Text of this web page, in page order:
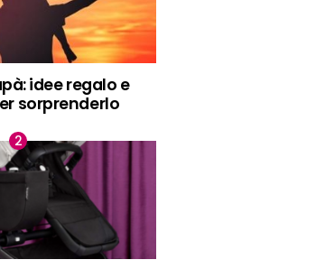
idee regalo e
sorprenderlo